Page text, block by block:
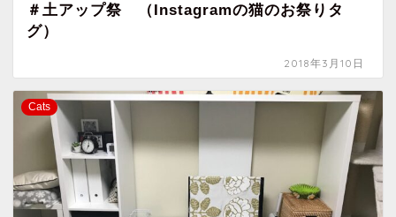
＃土アップ祭 （Instagramの猫のお祭りタ
グ）
2018年3月10日
Cats